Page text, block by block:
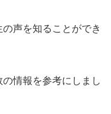
声を知ることができ
情報を参考にしまし